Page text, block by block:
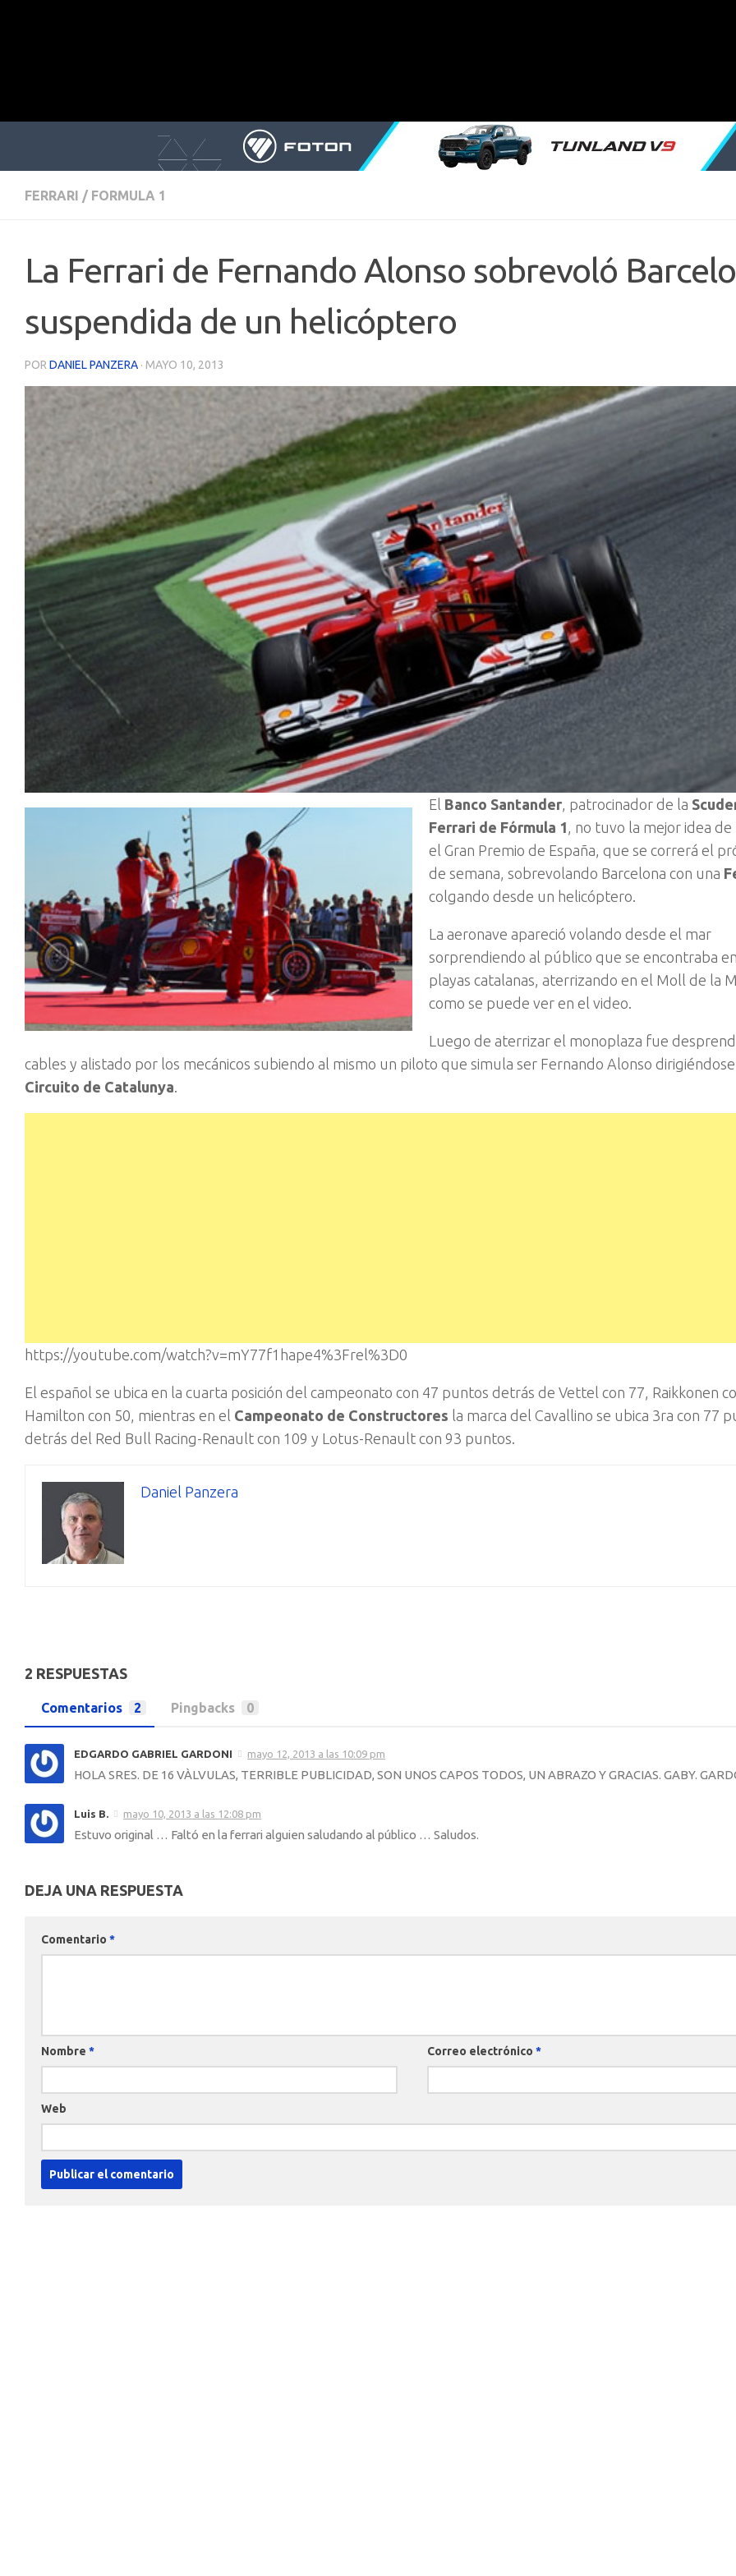
FERRARI / FORMULA 1
La Ferrari de Fernando Alonso sobrevoló
suspendida de un helicóptero
POR DANIEL PANZERA · MAYO 10, 2013
El Banco Santander , patrocinador de la
Ferrari de Fórmula 1 , no tuvo la mejor idea
el Gran Premio de España, que se correrá el
de semana, sobrevolando Barcelona con una
colgando desde un helicóptero.
La aeronave apareció volando desde el mar
sorprendiendo al público que se encontraba
playas catalanas, aterrizando en el Moll de la
como se puede ver en el video.
Luego de aterrizar el monoplaza fue
cables y alistado por los mecánicos subiendo al mismo un piloto que simula ser Fernando Alonso
Circuito de Catalunya
https://youtube.com/watch?v=mY77f1hape4%3Frel%3D0
El español se ubica en la cuarta posición del campeonato con 47 puntos detrás de Vettel con 77, Raikkonen
Hamilton con 50, mientras en el Campeonato de Constructores la marca del Cavallino se ubica 3ra con 77
detrás del Red Bull Racing-Renault con 109 y Lotus-Renault con 93 puntos.
Daniel Panzera
2 RESPUESTAS
Comentarios 2 Pingbacks 0
EDGARDO GABRIEL GARDONI mayo 12, 2013 a las 10:09 pm
HOLA SRES. DE 16 VÀLVULAS, TERRIBLE PUBLICIDAD, SON UNOS CAPOS TODOS, UN ABRAZO Y GRACIAS. GABY.
Luis B. mayo 10, 2013 a las 12:08 pm
Estuvo original … Faltó en la ferrari alguien saludando al público … Saludos.
DEJA UNA RESPUESTA
Comentario *
Nombre * Correo electrónico*
Web